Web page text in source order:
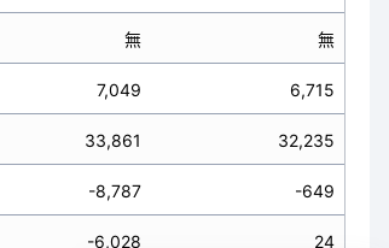
無 無
7,049 6,715
33,861 32,235
-8,787 -649
-6,028 24